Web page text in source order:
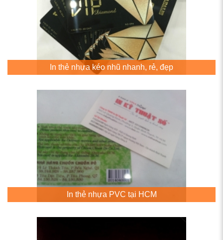
In thẻ nhựa kéo nhũ nhanh, rẻ, đẹp
In thẻ nhựa PVC tại HCM